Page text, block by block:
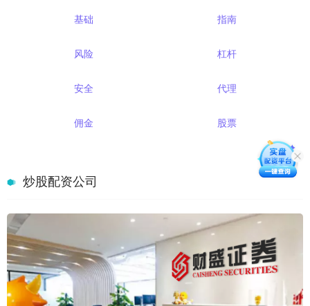
基础 指南
风险 杠杆
安全 代理
佣金 股票
炒股配资公司